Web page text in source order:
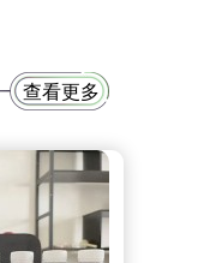
查看更多